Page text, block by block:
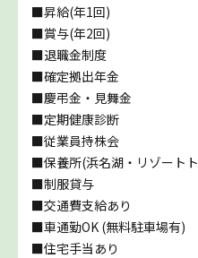
■昇給(年1回)
■賞与(年2回)
■退職金制度
■確定拠出年金
■慶弔金・見舞金
■定期健康診断
■従業員持株会
■保養所(浜名湖・リゾート
■制服貸与
■交通費支給あり
■車通勤OK (無料駐車場有)
■住宅手当あり